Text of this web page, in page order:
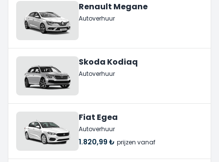
Renault Megane
Autoverhuur
Skoda Kodiaq
Autoverhuur
Fiat Egea
Autoverhuur
1.820,99 ₺ prijzen vanaf